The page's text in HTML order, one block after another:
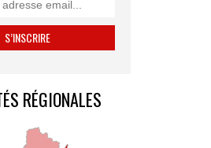
RÉGIONALES